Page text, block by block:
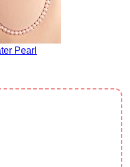
Pearl